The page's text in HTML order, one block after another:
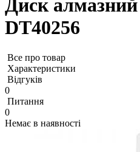
Диск
DT40256
Все про товар
Характеристики
Відгуків
0
Питання
0
Немає в наявності